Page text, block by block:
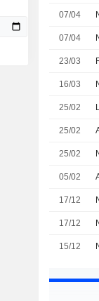
07/04
07/04
23/03
16/03
25/02
25/02
25/02
05/02
17/12
17/12
15/12